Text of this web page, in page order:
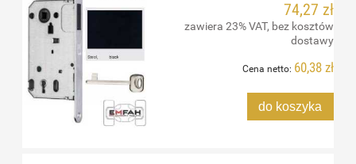
74,27 zł
zawiera 23% VAT, bez kosztów
dostawy
Cena netto: 60,38 zł
do koszyka